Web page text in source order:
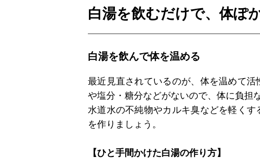
白湯を飲むだけで、体ぽ
白湯を飲んで体を温める
最近見直されているのが、体を温めて活
や塩分・糖分などがないので、体に負担
水道水の不純物やカルキ臭などを軽く
を作りましょう。
【ひと手間かけた白湯の作り方】